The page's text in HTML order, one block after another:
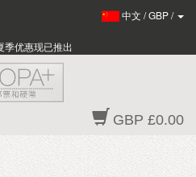
中文 /GBP/
季优惠现已推出
GBP £0.00